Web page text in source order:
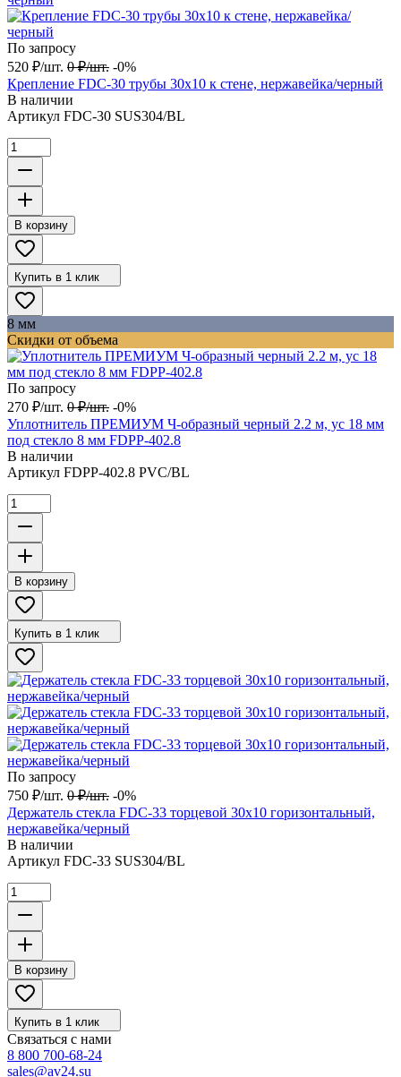
По запросу
520 ₽/шт. 0 ₽/шт. -0%
Крепление FDC-30 трубы 30х10 к стене, нержавейка/черный
В наличии
Артикул FDC-30 SUS304/BL
В корзину
Купить в 1 клик
8 мм
Скидки от объема
По запросу
270 ₽/шт. 0 ₽/шт. -0%
Уплотнитель ПРЕМИУМ Ч-образный черный 2.2 м, ус 18 мм
под стекло 8 мм FDPP-402.8
В наличии
Артикул FDPP-402.8 PVC/BL
В корзину
Купить в 1 клик
По запросу
750 ₽/шт. 0 ₽/шт. -0%
Держатель стекла FDC-33 торцевой 30х10 горизонтальный,
нержавейка/черный
В наличии
Артикул FDC-33 SUS304/BL
В корзину
Купить в 1 клик
Связаться с нами
8 800 700-68-24
sales@av24.su